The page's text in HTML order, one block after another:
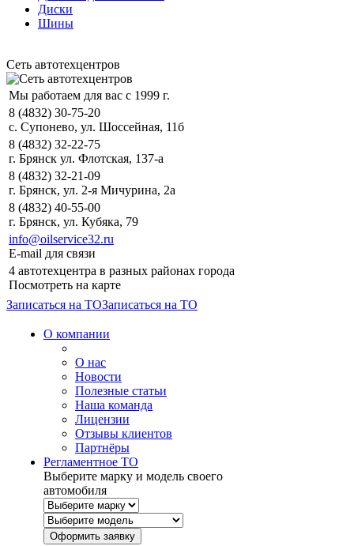
Диски
Шины
Сеть автотехцентров
Мы работаем для вас с 1999 г.
8 (4832) 30-75-20
с. Супонево, ул. Шоссейная, 11б
8 (4832) 32-22-75
г. Брянск ул. Флотская, 137-а
8 (4832) 32-21-09
г. Брянск, ул. 2-я Мичурина, 2а
8 (4832) 40-55-00
г. Брянск, ул. Кубяка, 79
info@oilservice32.ru
E-mail для связи
4 автотехцентра в разных районах города
Посмотреть на карте
Записаться на ТОЗаписаться на ТО
О компании
О нас
Новости
Полезные статьи
Наша команда
Лицензии
Отзывы клиентов
Партнёры
Регламентное ТО
Выберите марку и модель своего
автомобиля